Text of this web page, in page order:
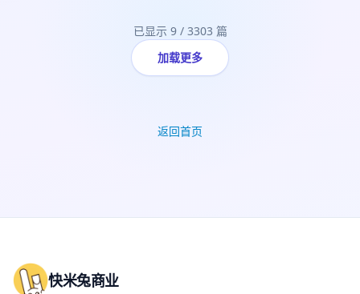
已显示 9/ 3303 篇
加载更多
返回首页
快米兔商业